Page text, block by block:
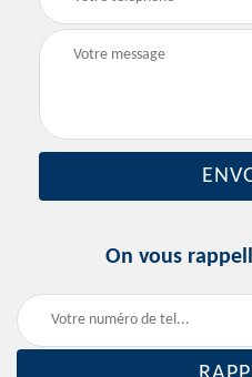
On vous